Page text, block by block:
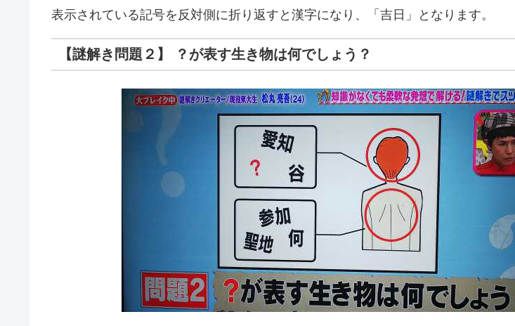
表示されている記号を反対側に折り返すと漢字になり、「吉日」となります。
【謎解き問題２】 ？が表す生き物は何でしょう？